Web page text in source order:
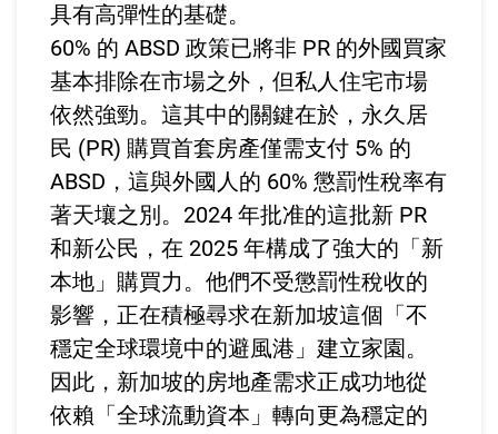
具有高彈性的基礎。
60% 的 ABSD 政策已將非 PR 的外國買家
基本排除在市場之外，但私人住宅市場
依然強勁。這其中的關鍵在於，永久居
民 (PR) 購買首套房產僅需支付 5% 的
ABSD，這與外國人的 60% 懲罰性稅率有
著天壤之別。2024 年批准的這批新 PR
和新公民，在 2025 年構成了強大的「新
本地」購買力。他們不受懲罰性稅收的
影響，正在積極尋求在新加坡這個「不
穩定全球環境中的避風港」建立家園。
因此，新加坡的房地產需求正成功地從
依賴「全球流動資本」轉向更為穩定的